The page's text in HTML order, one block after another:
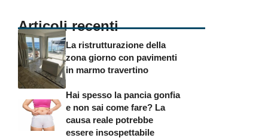
Articoli recenti
La ristrutturazione della
zona giorno con pavimenti
in marmo travertino
Hai spesso la pancia gonfia
e non sai come fare? La
causa reale potrebbe
essere insospettabile